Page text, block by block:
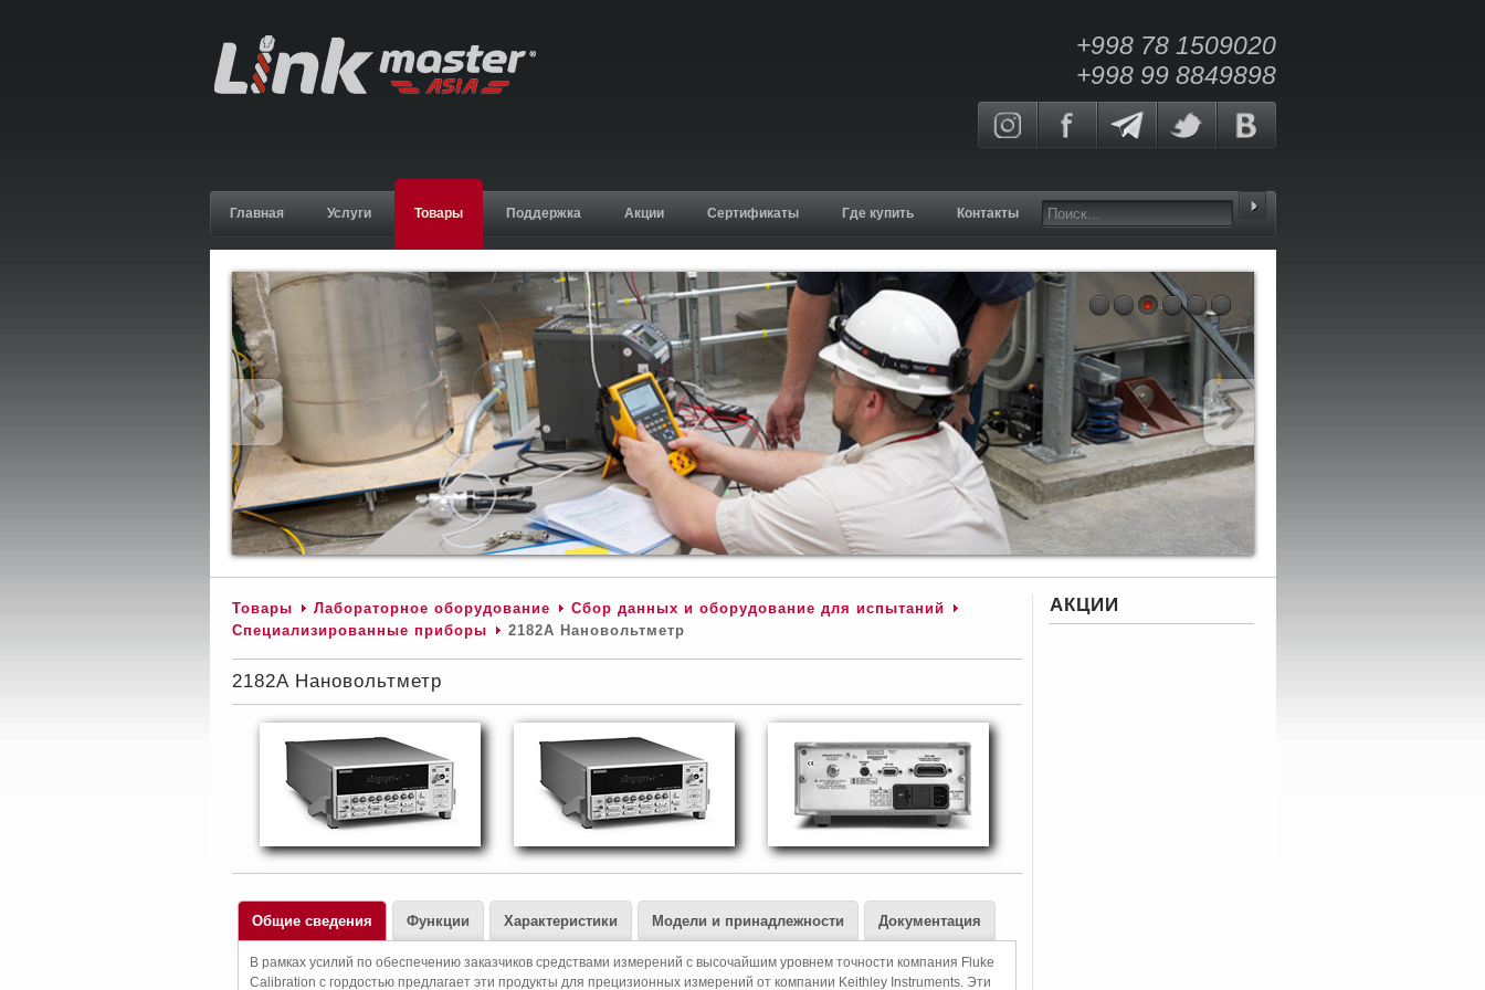
+998 78 1509020
+998 99 8849898
Главная Услуги Товары Поддержка Акции Сертификаты Где купить Контакты
Товары Лабораторное оборудование
Сбор данных и оборудование для испытаний
Специализированные приборы
2182A Нановольтметр
2182A Нановольтметр
Общие сведения
В рамках усилий по обеспечению заказчиков средствами измерений с высочайшим уровнем точности компания Fluke
Calibration с гордостью предлагает эти продукты для прецизионных измерений от компании Keithley Instruments. Эти
Функции Характеристики Модели и принадлежности Документация
АКЦИИ